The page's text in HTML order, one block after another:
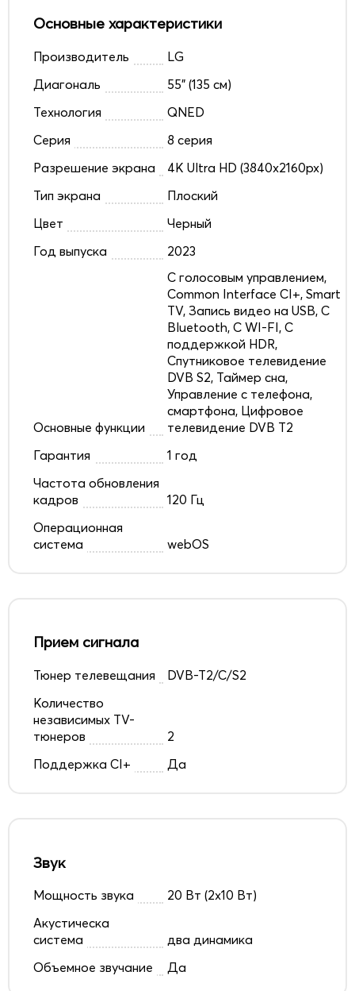
Основные характеристики
Производитель
LG
Диагональ
55" (135 см)
Технология
QNED
Серия
8 серия
Разрешение экрана
4K Ultra HD (3840x2160px)
Тип экрана
Плоский
Цвет
Черный
Год выпуска
2023
Основные функции
C голосовым управлением,
Common Interface CI+, Smart
TV, Запись видео на USB, С
Bluetooth, С WI-FI, С
поддержкой HDR,
Спутниковое телевидение
DVB S2, Таймер сна,
Управление с телефона,
смартфона, Цифровое
телевидение DVB T2
Гарантия
1 год
Частота обновления
кадров
120 Гц
Операционная
система
webOS
Прием сигнала
Тюнер телевещания
DVB-T2/C/S2
Количество
независимых TV-
тюнеров
2
Поддержка CI+
Да
Звук
Мощность звука
20 Вт (2x10 Вт)
Акустическа
система
два динамика
Объемное звучание
Да